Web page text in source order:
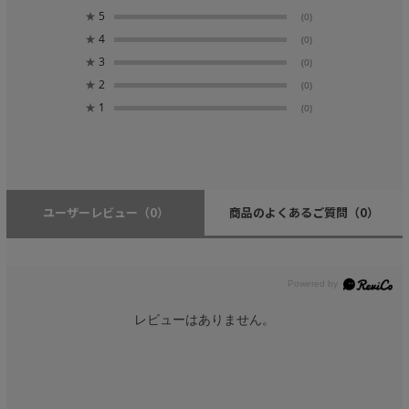
★ 5 (0)
★ 4 (0)
★ 3 (0)
★ 2 (0)
★ 1 (0)
ユーザーレビュー （0） 商品のよくあるご質問 （0）
レビューはありません。